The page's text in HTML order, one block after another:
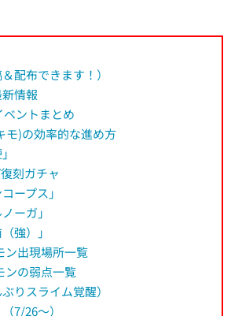
配布できます！）
情報
ントまとめ
モ)の効率的な進め方
刻ガチャ
ープス」
ーガ」
強）」
ン出現場所一覧
ンの弱点一覧
りスライム覚醒）
7/26～）